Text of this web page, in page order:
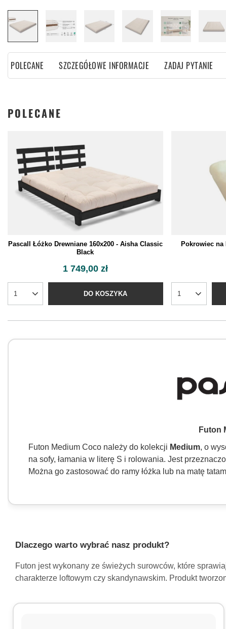
POLECANE SZCZEGÓŁOWE INFORMACJE ZADAJ PYTANIE
POLECANE
Pascall Łóżko Drewniane 160x200 - Aisha Classic
Black
1 749,00 zł
DO KOSZYKA
Pokrowiec na
Futon
Futon Medium Coco należy do kolekcji Medium, o
na sofy, łamania w literę S i rolowania. Jest
Można go zastosować do ramy łóżka lub na matę
Dlaczego warto wybrać nasz produkt?
Futon jest wykonany ze świeżych surowców, które
charakterze loftowym czy skandynawskim. Produkt